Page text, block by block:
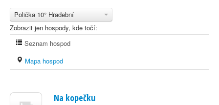
Polička 10° Hradební
Zobrazit jen hospody, kde točí:
Seznam hospod
Mapa hospod
Na kopečku